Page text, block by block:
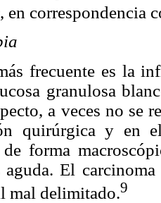
en correspondencia
frecuente es la
granulosa
a veces no se
quirúrgica y en
de forma
El
mal delimitado.9